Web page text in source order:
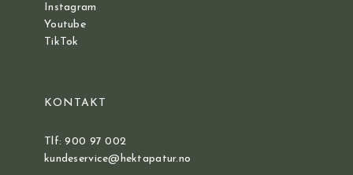
Instagram
Youtube
TikTok
KONTAKT
Tlf: 900 97 002
kundeservice@hektapatur.no